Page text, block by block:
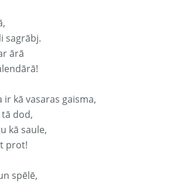
sagrābj.
ārā
ir kā vasaras gaisma,
dod,
kā saule,
prot!
spēlē,